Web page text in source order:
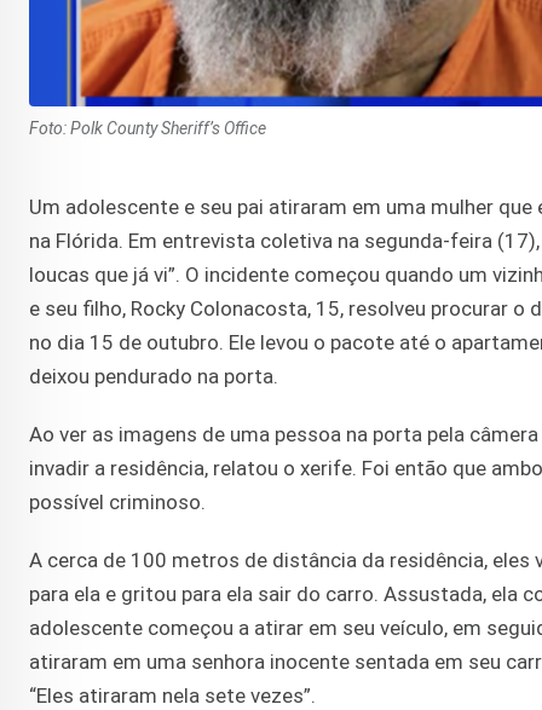
Foto: Polk County Sheriff’s Office
Um adolescente e seu pai atiraram em uma mulher
na Flórida. Em entrevista coletiva na segunda-feira
loucas que já vi”. O incidente começou quando um
e seu filho, Rocky Colonacosta, 15, resolveu procurar
no dia 15 de outubro. Ele levou o pacote até o
deixou pendurado na porta.
Ao ver as imagens de uma pessoa na porta pela
invadir a residência, relatou o xerife. Foi então que
possível criminoso.
A cerca de 100 metros de distância da residência, eles
para ela e gritou para ela sair do carro. Assustada, ela
adolescente começou a atirar em seu veículo, em
atiraram em uma senhora inocente sentada em seu
“Eles atiraram nela sete vezes”.